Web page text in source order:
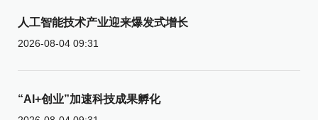
人工智能技术产业迎来爆发式增长
2026-08-04 09:31
“AI+创业”加速科技成果孵化